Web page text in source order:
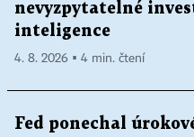
nevyzpytatelné
inteligence
4. 8. 2026 ▪ 4 min. čtení
Fed ponechal